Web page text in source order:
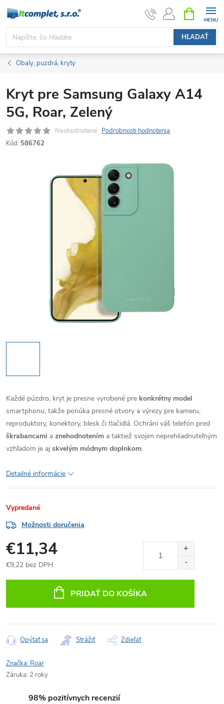
Prejsť
obsah
HĽADAŤ
KOŠÍK
Obaly, puzdrá, kryty
Kryt pre Samsung Galaxy A14
5G, Roar, Zelený
Neohodnotené Podrobnosti hodnotenia
Kód: 586762
Každé púzdro, kryt je presne vyrobené pre konkrétny model
smartphonu, takže ponúka presné otvory a výrezy pre kameru,
reproduktory, konektory, blesk či tlačidlá. Ochráni váš telefón pred
škrabancami a znehodnotením a taktiež svojim neprehliadnuteľným
vzhľadom je aj skvelým módnym doplnkom.
Detailné informácie
Vypredané
Možnosti doručenia
€11,34
€9,22 bez DPH
PRIDAŤ DO KOŠÍKA
Opýtať sa Strážiť Zdieľať
Značka: Roar
Záruka: 2 roky
98% pozitívnych recenzií